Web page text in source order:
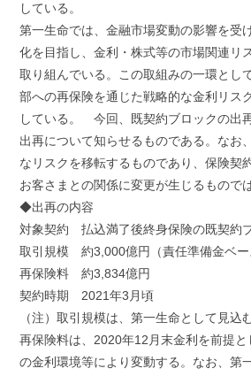
している。
第一生命では、金融市場変動の影響を受
化を目指し、金利・株式等の市場関連リ
取り組んでいる。この取組みの一環とし
部への再保険を通じた戦略的な金利リス
している。 今回、既契約ブロックの出
出再について知らせるものである。なお
なリスクを移転するものであり、保険契
お客さまとの関係に変更が生じるもので
◆出再の内容
対象契約 払込満了後終身保険の既契約
取引規模 約3,000億円（責任準備金ベー
再保険料 約3,834億円
契約時期 2021年3月頃
（注）取引規模は、第一生命として見込
再保険料は、2020年12月末金利を前提
の金利環境等により変動する。なお、第